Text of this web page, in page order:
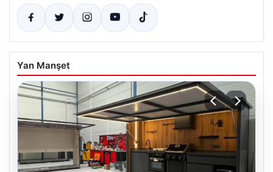
Yan Manşet